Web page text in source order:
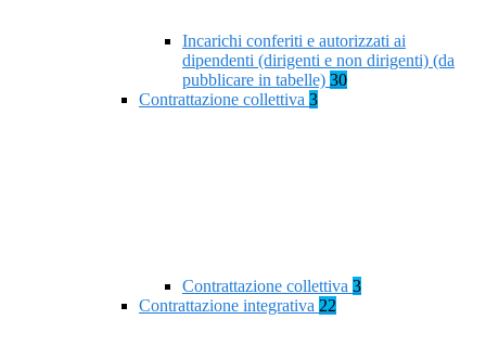
Incarichi conferiti e autorizzati ai
dipendenti (dirigenti e non dirigenti) (da
pubblicare in tabelle) 30
Contrattazione collettiva 3
Contrattazione collettiva 3
Contrattazione integrativa 22